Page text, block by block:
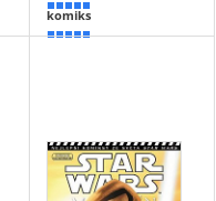
100 %
komiks
90 %